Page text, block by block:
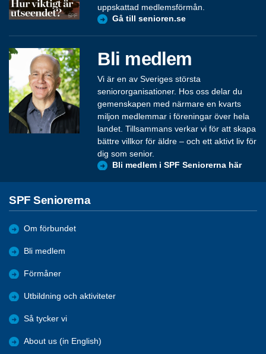
uppskattad medlemsförmån.
Gå till senioren.se
Bli medlem
Vi är en av Sveriges största
seniororganisationer. Hos oss delar du
gemenskapen med närmare en kvarts
miljon medlemmar i föreningar över hela
landet. Tillsammans verkar vi för att skapa
bättre villkor för äldre – och ett aktivt liv för
dig som senior.
Bli medlem i SPF Seniorerna här
SPF Seniorerna
Om förbundet
Bli medlem
Förmåner
Utbildning och aktiviteter
Så tycker vi
About us (in English)